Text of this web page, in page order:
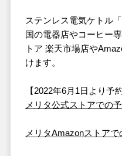
ステンレス電気ケトル
国の電器店やコーヒー
トア 楽天市場店や
けます。
【2022年6月1日より予
メリタ公式ストアでの
メリタAmazonストア